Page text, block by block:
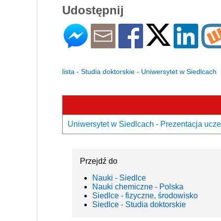
Udostępnij
lista - Studia doktorskie - Uniwersytet w Siedlcach
Uniwersytet w Siedlcach - Prezentacja
Przejdź do
Nauki - Siedlce
Nauki chemiczne - Polska
Siedlce - fizyczne, środowisko
Siedlce - Studia doktorskie